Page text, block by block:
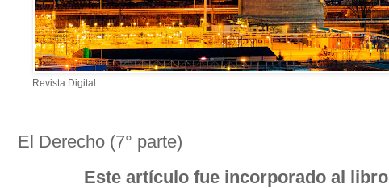
Revista Digital
El Derecho (7° parte)
Este artículo fue incorporado al libro